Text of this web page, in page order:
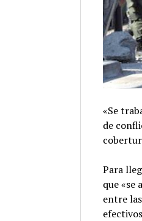
«Se
de
Para
que «se
entre